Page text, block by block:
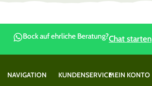
Bock auf ehrliche Beratung?Chat starten
NAVIGATION
KUNDENSERVICEMEIN KONTO